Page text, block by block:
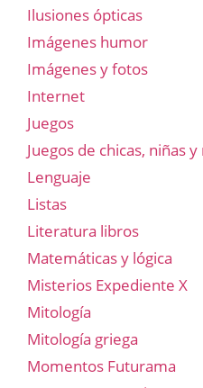
Ilusiones ópticas
Imágenes humor
Imágenes y fotos
Internet
Juegos
Juegos de chicas, niñas
Lenguaje
Listas
Literatura libros
Matemáticas y lógica
Misterios Expediente X
Mitología
Mitología griega
Momentos Futurama